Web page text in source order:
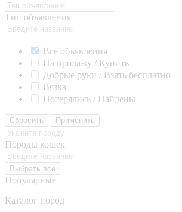
Тип объявления
Все объявления
На продажу / Купить
Добрые руки / Взять бесплатно
Вязка
Потерялись / Найдены
Сбросить Применить
Породы кошек
Выбрать все
Популярные
Каталог пород